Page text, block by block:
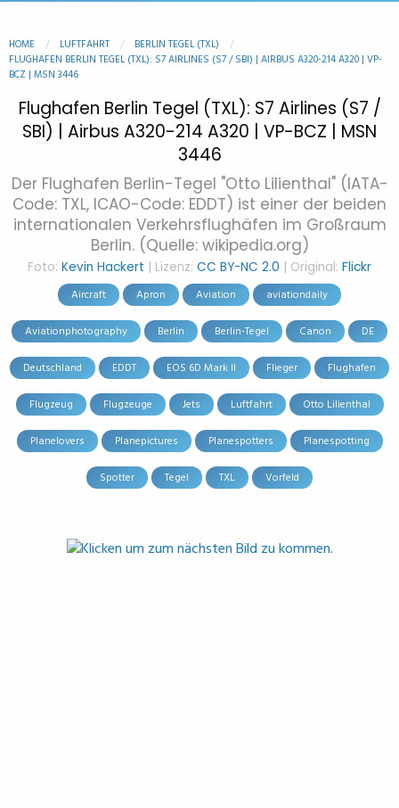
HOME LUFTFAHRT
BERLIN TEGEL (TXL)
FLUGHAFEN BERLIN TEGEL (TXL): S7 AIRLINES (S7 / SBI) | AIRBUS A320-214 A320 | VP-
BCZ | MSN 3446
Flughafen Berlin Tegel (TXL): S7 Airlines (S7 /
SBI) | Airbus A320-214 A320 | VP-BCZ | MSN
3446
Der Flughafen Berlin-Tegel "Otto Lilienthal" (IATA-
Code: TXL, ICAO-Code: EDDT) ist einer der beiden
internationalen Verkehrsflughäfen im Großraum
Berlin. (Quelle: wikipedia.org)
Foto: Kevin Hackert | Lizenz: CC BY-NC 2.0 | Original: Flickr
Aircraft Apron Aviation aviationdaily
Aviationphotography Berlin Berlin-Tegel Canon DE
Deutschland EDDT EOS 6D Mark II Flieger Flughafen
Flugzeug Flugzeuge Jets Luftfahrt Otto Lilienthal
Planelovers Planepictures Planespotters Planespotting
Spotter Tegel TXL Vorfeld